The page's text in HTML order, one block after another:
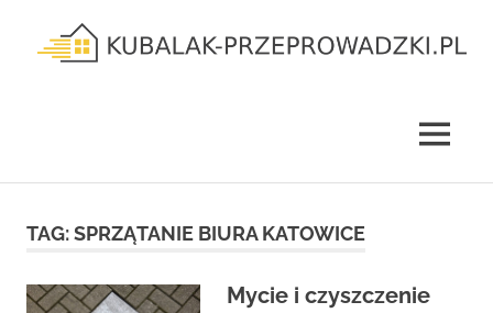
content
MENU
TAG:SPRZĄTANIE BIURA KATOWICE
Mycie i czyszczenie